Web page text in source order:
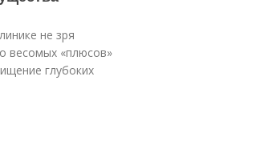
не зря
весомых «плюсов»
глубоких